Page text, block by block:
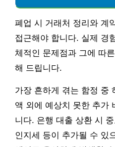
폐업 시 거래처 정리와 계
접근해야 합니다. 실제 경
체적인 문제점과 그에 따
해 드립니다.
가장 흔하게 겪는 함정 중
액 외에 예상치 못한 추가
니다. 은행 대출 상환 시
인지세 등이 추가될 수 있